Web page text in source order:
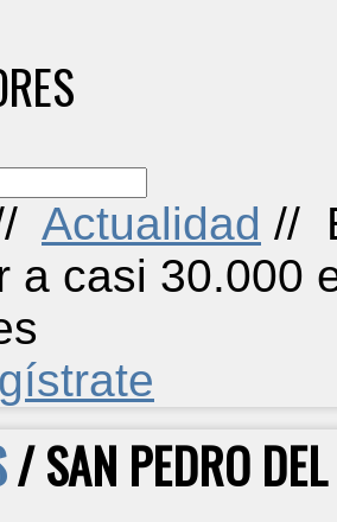
Actualidad //
a casi 30.000
/ SAN PEDRO